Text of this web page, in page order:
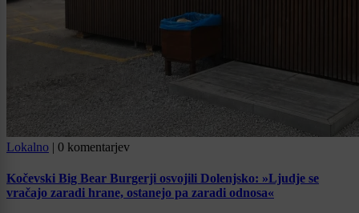
Lokalno | 0 komentarjev
Kočevski Big Bear Burgerji osvojili Dolenjsko: »Ljudje se
vračajo zaradi hrane, ostanejo pa zaradi odnosa«